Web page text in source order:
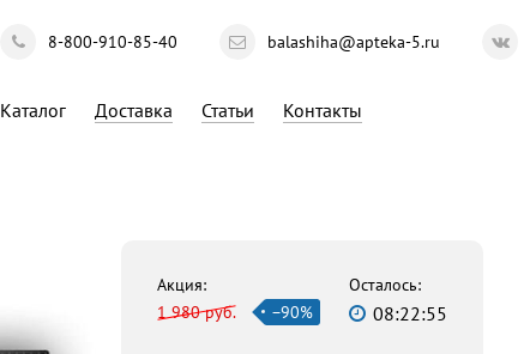
8-800-910-85-40 balashiha@apteka-5.ru
Каталог Доставка Статьи Контакты
Акция:
1 980 руб.
−90%
Осталось:
08:22:54